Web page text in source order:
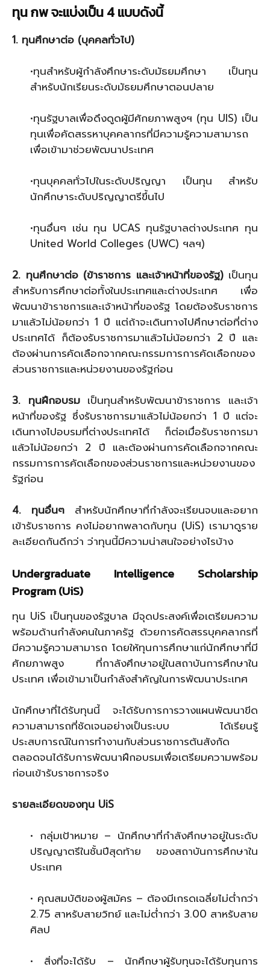
ทุน กพ จะแบ่งเป็น 4 แบบดังนี้
1. ทุนศึกษาต่อ (บุคคลทั่วไป)
•ทุนสำหรับผู้กำลังศึกษาระดับมัธยมศึกษา เป็นทุน
สำหรับนักเรียนระดับมัธยมศึกษาตอนปลาย
•ทุนรัฐบาลเพื่อดึงดูดผู้มีศักยภาพสูงฯ (ทุน UIS) เป็น
ทุนเพื่อคัดสรรหาบุคคลากรที่มีความรู้ความสามารถ
เพื่อเข้ามาช่วยพัฒนาประเทศ
•ทุนบุคคลทั่วไปในระดับปริญญา เป็นทุน สำหรับ
นักศึกษาระดับปริญญาตรีขึ้นไป
•ทุนอื่นๆ เช่น ทุน UCAS ทุนรัฐบาลต่างประเทศ ทุน
United World Colleges (UWC) ฯลฯ)
2. ทุนศึกษาต่อ (ข้าราชการ และเจ้าหน้าที่ของรัฐ)เป็นทุน
สำหรับการศึกษาต่อทั้งในประเทศและต่างประเทศ เพื่อ
พัฒนาข้าราชการและเจ้าหน้าที่ของรัฐ โดยต้องรับราชการ
มาแล้วไม่น้อยกว่า 1 ปี แต่ถ้าจะเดินทางไปศึกษาต่อที่ต่าง
ประเทศได้ ก็ต้องรับราชการมาแล้วไม่น้อยกว่า 2 ปี และ
ต้องผ่านการคัดเลือกจากคณะกรรมการการคัดเลือกของ
ส่วนราชการและหน่วยงานของรัฐก่อน
3. ทุนฝึกอบรมเป็นทุนสำหรับพัฒนาข้าราชการ และเจ้า
หน้าที่ของรัฐ ซึ่งรับราชการมาแล้วไม่น้อยกว่า 1 ปี แต่จะ
เดินทางไปอบรมที่ต่างประเทศได้ ก็ต่อเมื่อรับราชการมา
แล้วไม่น้อยกว่า 2 ปี และต้องผ่านการคัดเลือกจากคณะ
กรรมการการคัดเลือกของส่วนราชการและหน่วยงานของ
รัฐก่อน
4. ทุนอื่นๆ สำหรับนักศึกษาที่กำลังจะเรียนจบและอยาก
เข้ารับราชการ คงไม่อยากพลาดกับทุน (UiS) เรามาดูราย
ละเอียดกันดีกว่า ว่าทุนนี้มีความน่าสนใจอย่างไรบ้าง
Undergraduate Intelligence Scholarship
Program (UiS)
ทุน UiS เป็นทุนของรัฐบาล มีจุดประสงค์เพื่อเตรียมความ
พร้อมด้านกำลังคนในภาครัฐ ด้วยการคัดสรรบุคคลากรที่
มีความรู้ความสามารถ โดยให้ทุนการศึกษาแก่นักศึกษาที่มี
ศักยภาพสูง ที่กาลังศึกษาอยู่ในสถาบันการศึกษาใน
ประเทศ เพื่อเข้ามาเป็นกำลังสำคัญในการพัฒนาประเทศ
นักศึกษาที่ได้รับทุนนี้ จะได้รับการการวางแผนพัฒนาขีด
ความสามารถที่ชัดเจนอย่างเป็นระบบ ได้เรียนรู้
ประสบการณ์ในการทำงานกับส่วนราชการต้นสังกัด
ตลอดจนได้รับการพัฒนาฝึกอบรมเพื่อเตรียมความพร้อม
ก่อนเข้ารับราชการจริง
รายละเอียดของทุน UiS
• กลุ่มเป้าหมาย – นักศึกษาที่กำลังศึกษาอยู่ในระดับ
ปริญญาตรีในชั้นปีสุดท้าย ของสถาบันการศึกษาใน
ประเทศ
• คุณสมบัติของผู้สมัคร – ต้องมีเกรดเฉลี่ยไม่ต่ำกว่า
2.75 สาหรับสายวิทย์ และไม่ต่ำกว่า 3.00 สาหรับสาย
ศิลป
• สิ่งที่จะได้รับ – นักศึกษาผู้รับทุนจะได้รับทุนการ